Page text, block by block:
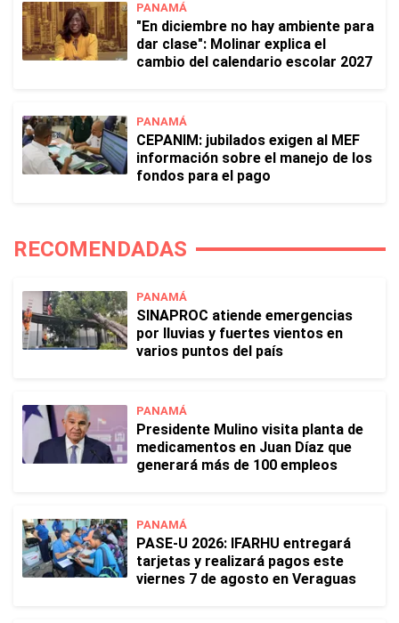
PANAMÁ
"En diciembre no hay ambiente para
dar clase": Molinar explica el
cambio del calendario escolar 2027
PANAMÁ
CEPANIM: jubilados exigen al MEF
información sobre el manejo de los
fondos para el pago
RECOMENDADAS
PANAMÁ
SINAPROC atiende emergencias
por lluvias y fuertes vientos en
varios puntos del país
PANAMÁ
Presidente Mulino visita planta de
medicamentos en Juan Díaz que
generará más de 100 empleos
PANAMÁ
PASE-U 2026: IFARHU entregará
tarjetas y realizará pagos este
viernes 7 de agosto en Veraguas